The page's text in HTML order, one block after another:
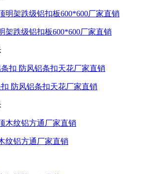
架跌级铝扣板600*600厂家直销
防风铝条扣天花厂家直销
纹铝方通厂家直销